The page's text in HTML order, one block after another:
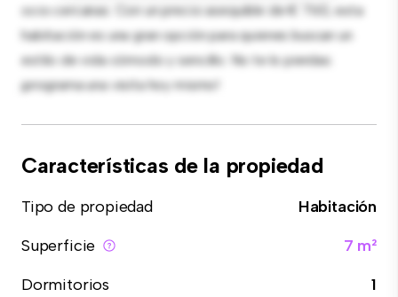
ocio cercanas. Con un precio asequible de € 760, esta
habitación es una gran opción para quienes buscan un
estilo de vida cómodo y sencillo. No te lo pierdas:
¡programa una visita hoy mismo!
Características de la propiedad
Tipo de propiedad
Habitación
Superficie
7 m²
Dormitorios
1